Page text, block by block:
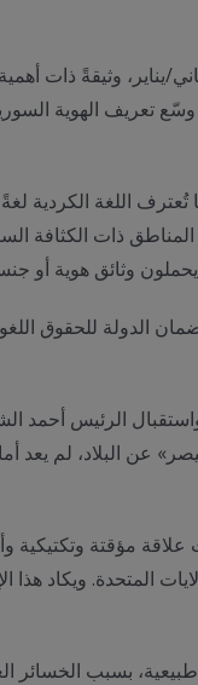
الرئاسي رقم 13، المؤلف من ثمانية مواد والموقّع من قبل الرئيس
تعريف الهوية
تُعترف اللغة الكردية
ذات الكثافة
كانون الثاني/يناير واتفاق 18 كانون الثاني/
واستقبال الرئيس
عن البلاد، لم
علاقة مؤقتة وتكتيكية
المتحدة. ويكاد هذا
بسبب الخسائر